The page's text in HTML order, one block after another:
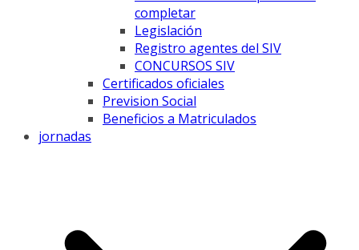
completar
Legislación
Registro agentes del SIV
CONCURSOS SIV
Certificados oficiales
Prevision Social
Beneficios a Matriculados
jornadas